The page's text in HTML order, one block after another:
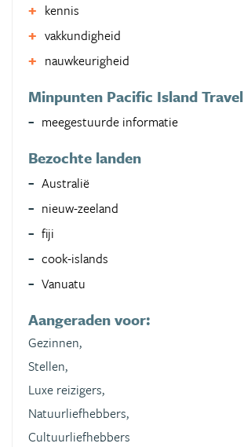
kennis
vakkundigheid
nauwkeurigheid
Minpunten Pacific Island Travel
meegestuurde informatie
Bezochte landen
Australië
nieuw-zeeland
fiji
cook-islands
Vanuatu
Aangeraden voor:
Gezinnen,
Stellen,
Luxe reizigers,
Natuurliefhebbers,
Cultuurliefhebbers